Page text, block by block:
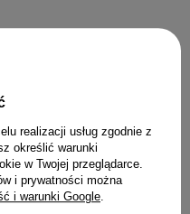
dla szczeniaka
to inwestycja w
przez całe dorosłe
realizacji usług zgodnie z
określić warunki
w Twojej przeglądarce.
i prywatności można
i warunki Google